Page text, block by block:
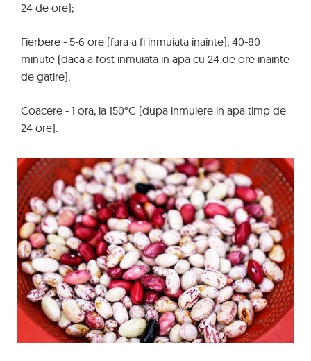
24 de ore);
Fierbere - 5-6 ore (fara a fi inmuiata inainte); 40-80
minute (daca a fost inmuiata in apa cu 24 de ore inainte
de gatire);
Coacere - 1 ora, la 150°C (dupa inmuiere in apa timp de
24 ore).